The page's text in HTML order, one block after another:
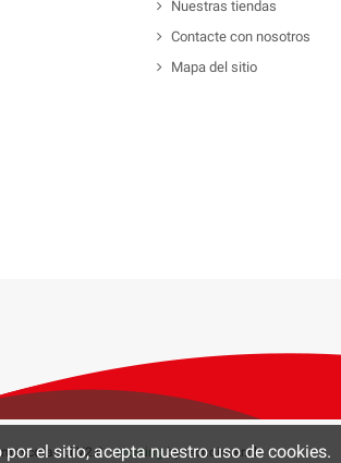
Nuestras tiendas
Contacte con nosotros
Mapa del sitio
V2.0 -Hostingby tecnoinver.cl
el sitio, acepta nuestro uso de cookies.